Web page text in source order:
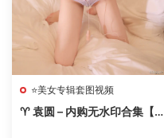
⭐美女专辑套图视频
♈ 袁圆 – 内购无水印合集【11